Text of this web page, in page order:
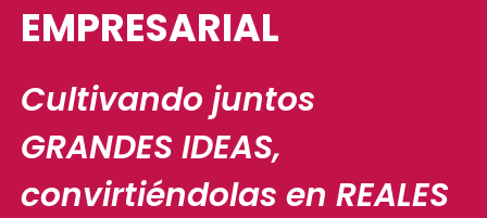
EMPRESARIAL
Cultivando juntos
GRANDES IDEAS,
convirtiéndolas en REALES